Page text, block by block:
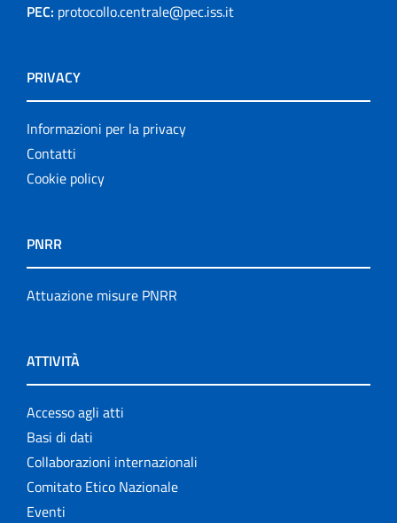
PEC: protocollo.centrale@pec.iss.it
PRIVACY
Informazioni per la privacy
Contatti
Cookie policy
PNRR
Attuazione misure PNRR
ATTIVITÀ
Accesso agli atti
Basi di dati
Collaborazioni internazionali
Comitato Etico Nazionale
Eventi